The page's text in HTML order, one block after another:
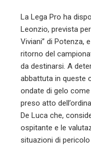
La Lega Pro ha
Leonzio, prevista
Viviani” di Potenza,
ritorno del
da destinarsi. A
abbattuta in queste
ondate di gelo
preso atto
De Luca che,
ospitante e le
situazioni di